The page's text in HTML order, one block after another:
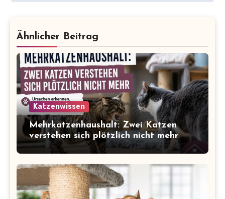
Ähnlicher Beitrag
Katzenwissen
Mehrkatzenhaushalt: Zwei Katzen
verstehen sich plötzlich nicht mehr